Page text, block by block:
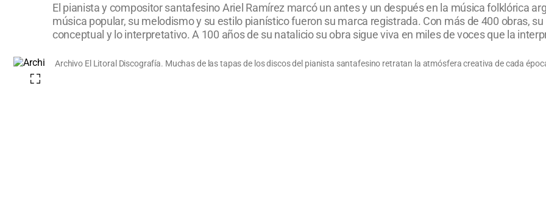
El pianista y compositor santafesino Ariel Ramírez marcó un antes y un después en la música folklórica
música popular, su melodismo y su estilo pianístico fueron su marca registrada. Con más de 400 obras,
conceptual y lo interpretativo. A 100 años de su natalicio su obra sigue viva en miles de voces que la
Archivo El Litoral Discografía. Muchas de las tapas de los discos del pianista santafesino retratan la atmósfera creativa de cada